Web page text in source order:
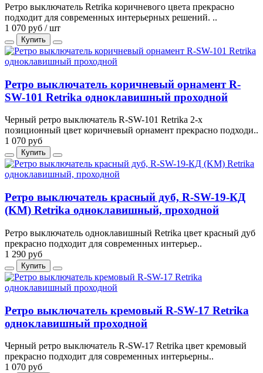
Ретро выключатель Retrika коричневого цвета прекрасно
подходит для современных интерьерных решений. ..
1 070 руб / шт
Купить
Ретро выключатель коричневый орнамент R-
SW-101 Retrika одноклавишный проходной
Черный ретро выключатель R-SW-101 Retrika 2-х
позиционный цвет коричневый орнамент прекрасно подходи..
1 070 руб
Купить
Ретро выключатель красный дуб, R-SW-19-КД
(KM) Retrika одноклавишный, проходной
Ретро выключатель одноклавишный Retrika цвет красный дуб
прекрасно подходит для современных интерьер..
1 290 руб
Купить
Ретро выключатель кремовый R-SW-17 Retrika
одноклавишный проходной
Черный ретро выключатель R-SW-17 Retrika цвет кремовый
прекрасно подходит для современных интерьерны..
1 070 руб